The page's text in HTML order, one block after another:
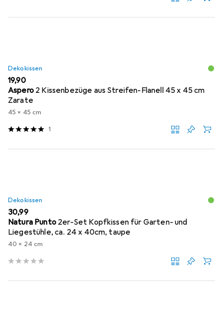
Dekokissen
EUR
19,90
Aspero 2 Kissenbezüge aus Streifen-Flanell 45 x 45 cm
Zarate
45 x 45 cm
1
Dekokissen
EUR
30,99
Natura Punto 2er-Set Kopfkissen für Garten- und
Liegestühle, ca. 24 x 40cm, taupe
40 x 24 cm